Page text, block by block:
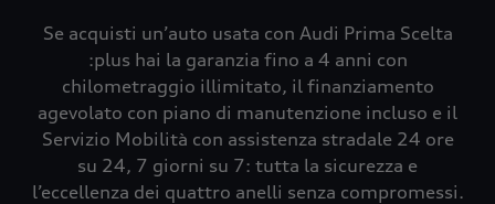
Se acquisti un’auto usata con Audi Prima Scelta
:plus hai la garanzia fino a 4 anni con
chilometraggio illimitato, il finanziamento
agevolato con piano di manutenzione incluso e il
Servizio Mobilità con assistenza stradale 24 ore
su 24, 7 giorni su 7: tutta la sicurezza e
l’eccellenza dei quattro anelli senza compromessi.